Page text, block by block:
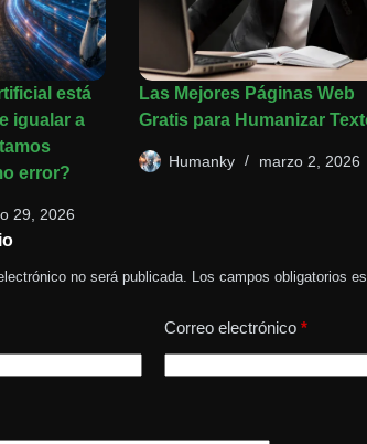
está
igualar a
error?
29, 2026
Las Mejores Páginas Web
Gratis para Humanizar
Humanky marzo 2, 2026
no será publicada. Los campos obligatorios
Correo electrónico *